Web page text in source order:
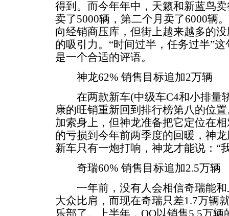
得到。而今年年中，天籁和新蓝鸟
卖了5000辆，第二个月卖了6000辆
向经销商压库，但街上越来越多的
的吸引力。“时间过半，任务过半”
是一个合适的评语。
神龙62% 销售目标追加2万辆
在两款新车(中级车C4和小排量
康的旺销重新回到排行榜第八的位
加索身上，但神龙准备把它定位在
的亏损到今年前两季度的回暖，神
新车只有一炮打响，神龙才能说：“
奇瑞60% 销售目标追加2.5万辆
一年前，没有人会相信奇瑞能和
大众比肩，而现在奇瑞只差1.7万辆
乐部了。上半年，QQ以销售5.5万